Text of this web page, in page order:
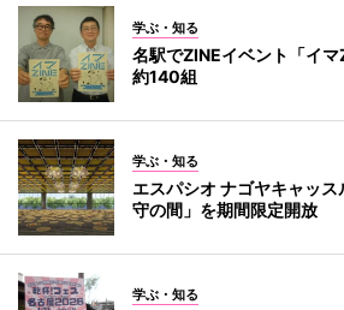
学ぶ・知る
名駅でZINEイベント「イ
約140組
学ぶ・知る
エスパシオ ナゴヤキャッ
守の間」を期間限定開放
学ぶ・知る